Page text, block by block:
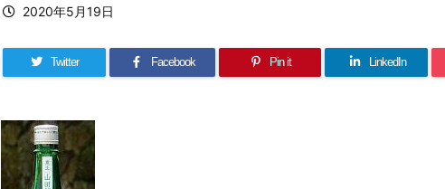
2020年5月19日
Twitter Facebook Pin it LinkedIn